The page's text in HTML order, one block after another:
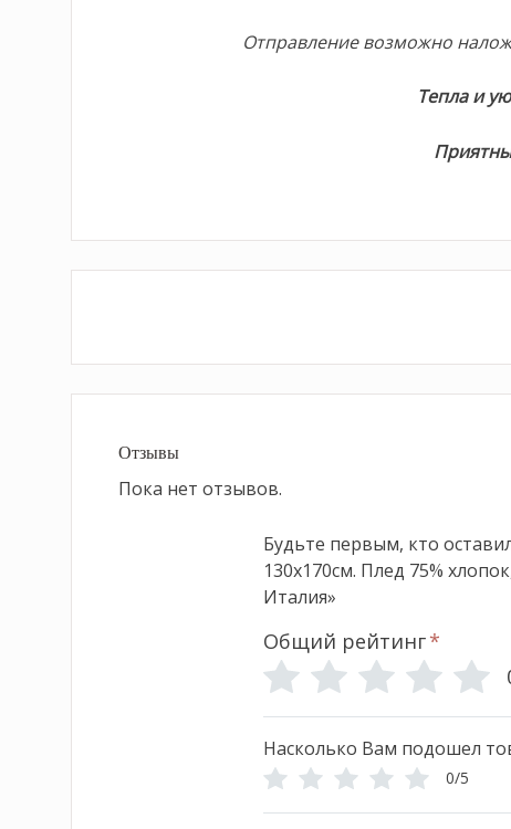
Отправление возможно
Тепла и
Отзывы
Пока нет отзывов.
Будьте первым, кто
130х170см. Плед 75%
Италия»
Общий рейтинг*
Насколько Вам подошел
0/5